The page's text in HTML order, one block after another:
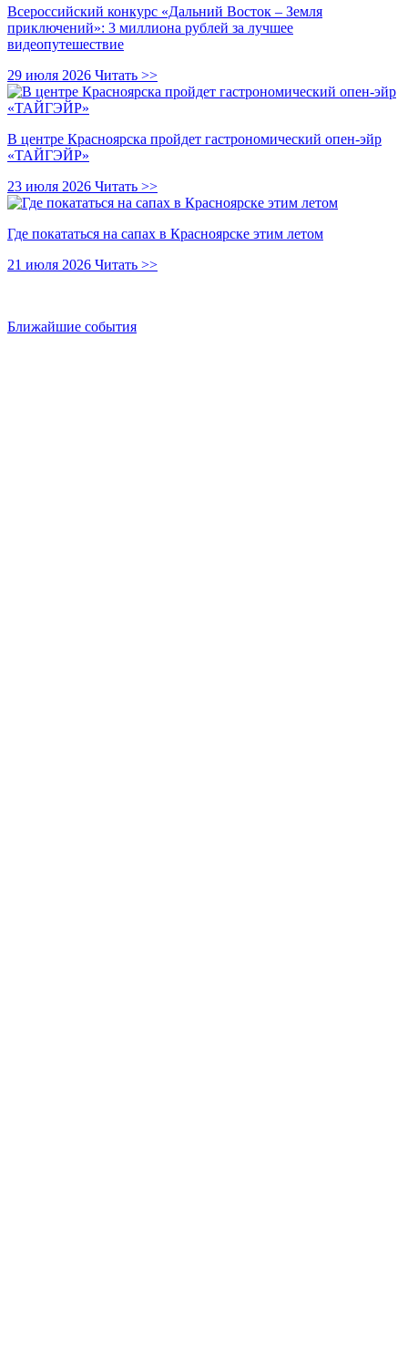
Всероссийский конкурс «Дальний Восток – Земля
приключений»: 3 миллиона рублей за лучшее
видеопутешествие
29 июля 2026 Читать >>
В центре Красноярска пройдет гастрономический опен-эйр
«ТАЙГЭЙР»
23 июля 2026 Читать >>
Где покататься на сапах в Красноярске этим летом
21 июля 2026 Читать >>
Ближайшие события